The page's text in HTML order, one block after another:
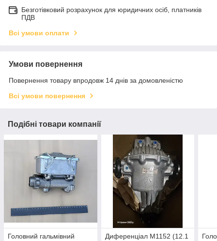
Безготівковий розрахунок для юридичних осіб, платників
ПДВ
Всі умови оплати
Умови повернення
Повернення товару впродовж 14 днів за домовленістю
Всі умови повернення
Подібні товари компанії
Головний гальмівний
Диференціал М1152 (12.1